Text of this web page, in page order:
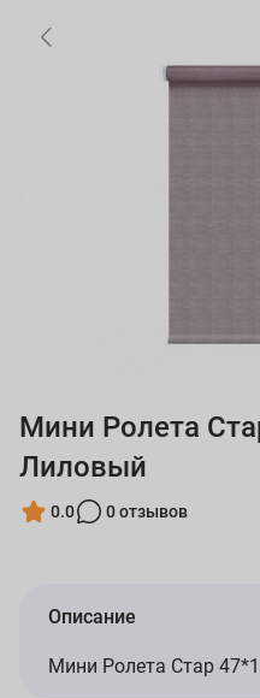
Мини Ролета
Лиловый
0.0 0 отзывов
Описание
Мини Ролета Стар